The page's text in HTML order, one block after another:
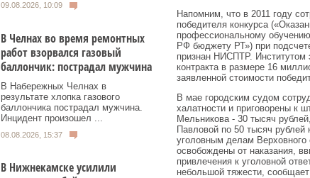
09.08.2026, 10:09
В Челнах во время ремонтных
работ взорвался газовый
баллончик: пострадал мужчина
В Набережных Челнах в
результате хлопка газового
баллончика пострадал мужчина.
Инцидент произошел ...
08.08.2026, 15:37
В Нижнекамске усилили
Напомним, что в 2011 году
победителя конкурса
профессиональному
РФ бюджету РТ») при
признан НИСПТР. Институтом
контракта в размере 16
заявленной стоимости
В мае городским судом
халатности и приговорены к
Мельникова - 30 тысяч
Павловой по 50 тысяч
уголовным делам Верховного
освобождены от наказания,
привлечения к уголовной
небольшой тяжести, сообщает